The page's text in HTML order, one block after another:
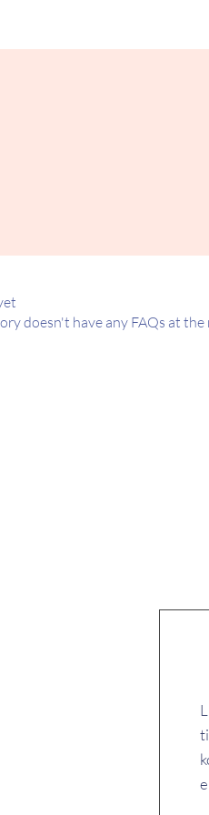
doesn't have any FAQs at